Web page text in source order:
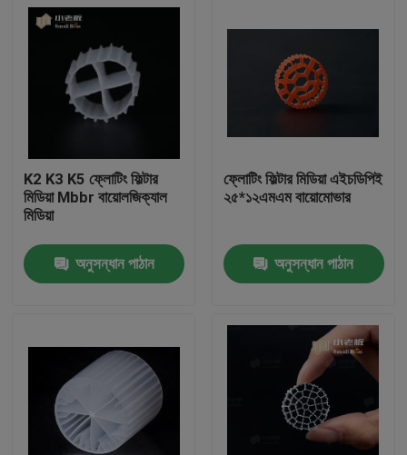
আমাদের সম্পর্কে
K2 K3 K5 ফ্লোটিং ফিল্টার
মিডিয়া Mbbr বায়োলজিক্যাল
মিডিয়া
অনুসন্ধান পাঠান
ফ্লোটিং ফিল্টার মিডিয়া এইচডিপিই
২৫*১২এমএম বায়োমোভার
অনুসন্ধান পাঠান